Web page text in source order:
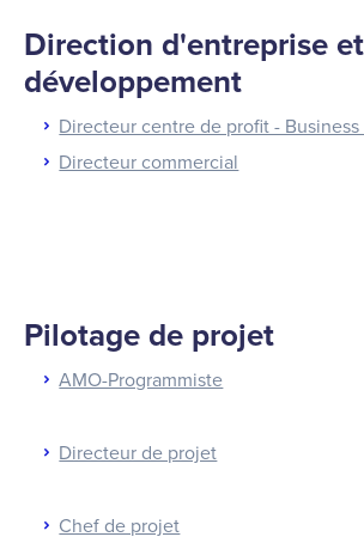
Direction d'entreprise et
développement
Directeur centre de profit -
Directeur commercial
Pilotage de projet
AMO-Programmiste
Directeur de projet
Chef de projet